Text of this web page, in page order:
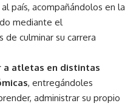
país, acompañándolos en la
mediante el
de culminar su carrera
a atletas en distintas
, entregándoles
administrar su propio